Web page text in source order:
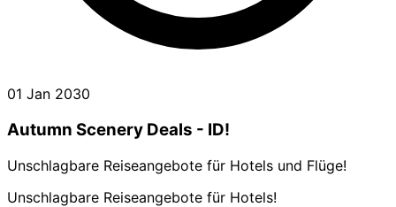
01 Jan 2030
Autumn Scenery Deals - ID!
Unschlagbare Reiseangebote für Hotels und Flüge!
Unschlagbare Reiseangebote für Hotels!